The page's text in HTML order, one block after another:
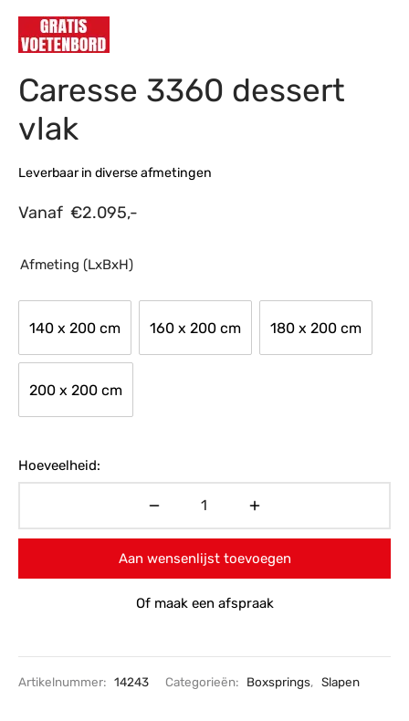
Caresse 3360 dessert
vlak
Leverbaar in diverse afmetingen
Vanaf €2.095,-
Afmeting (LxBxH)
140 x 200 cm 160 x 200 cm 180 x 200 cm
200 x 200 cm
Hoeveelheid:
Aan wensenlijst toevoegen
Of maak een afspraak
Artikelnummer: 14243 Categorieën: Boxsprings, Slapen
Toonmodellen
toonmodel
PVC
PVC
en montageservice